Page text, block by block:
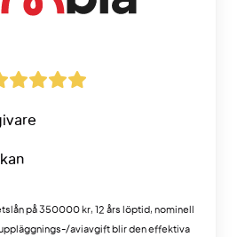
på 350000 kr, 12 års löptid, nominell
uppläggnings-/aviavgift blir den effektiva